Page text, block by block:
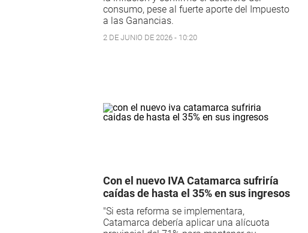
consumo, pese al fuerte aporte del Impuesto
a las Ganancias.
2 DE JUNIO DE 2026 - 10:20
Con el nuevo IVA Catamarca sufriría
caídas de hasta el 35% en sus ingresos
"Si esta reforma se implementara,
Catamarca debería aplicar una alícuota